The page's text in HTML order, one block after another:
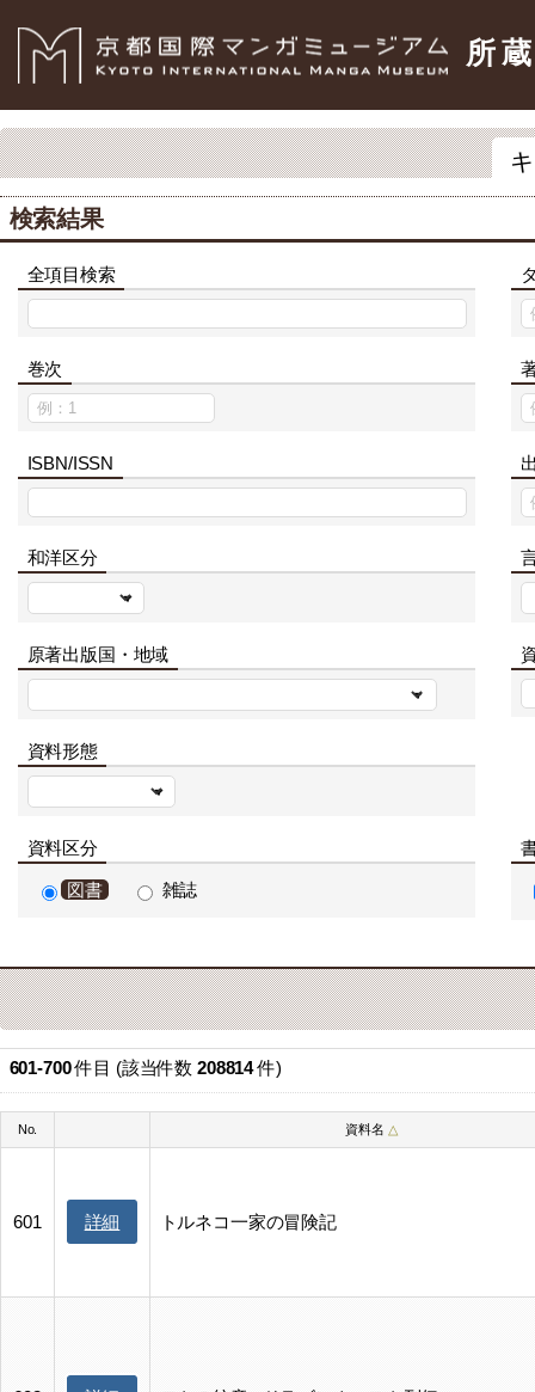
所
検索結果
全項目検索
巻次
ISBN/ISSN
和洋区分
原著出版国・地域
資料形態
資料区分
図書 雑誌
601-700件目 (該当件数 208814件)
No. 資料名 △
601 詳細 トルネコ一家の冒険記